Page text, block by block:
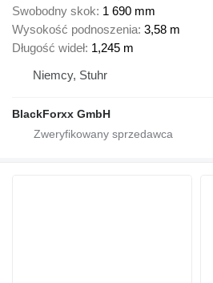
Swobodny skok 1 690 mm
Wysokość podnoszenia 3,58 m
Długość wideł 1,245 m
Niemcy, Stuhr
BlackForxx GmbH